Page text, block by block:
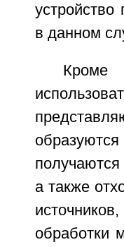
в данном
Кроме
а также
обработки